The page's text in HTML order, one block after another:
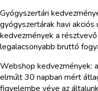
Gyógyszertári
gyógyszertárak havi akciós
kedvezmények a
legalacsonyabb bruttó
Webshop kedvezmények:
elmúlt 30 napban mért
figyelembe véve az